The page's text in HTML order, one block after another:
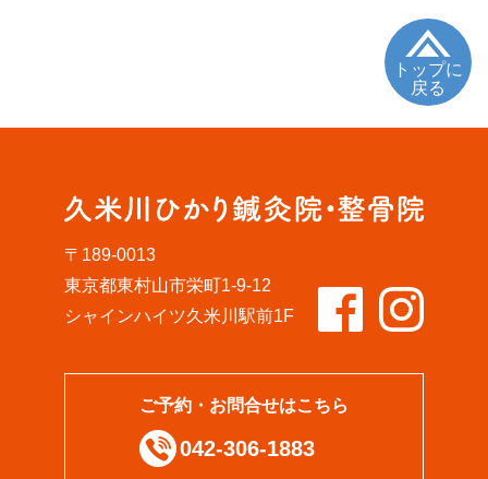
トップに
戻る
〒189-0013
東京都東村山市栄町1-9-12
シャインハイツ久米川駅前1F
ご予約・お問合せはこちら
042-306-1883